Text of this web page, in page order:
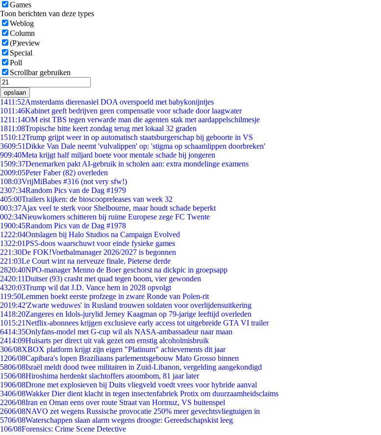
Games
Toon berichten van deze types
Weblog
Column
(P)review
Special
Poll
Scrollbar gebruiken
opslaan
1411:52Amsterdams dierenasiel DOA overspoeld met babykonijntjes
1011:46Kabinet geeft bedrijven geen compensatie voor schade door laagwater
1211:14OM eist TBS tegen verwarde man die agenten stak met aardappelschilmesje
1811:08Tropische hitte keert zondag terug met lokaal 32 graden
1510:12Trump grijpt weer in op automatisch staatsburgerschap bij geboorte in VS
3609:51Dikke Van Dale neemt 'vulvalippen' op: 'stigma op schaamlippen doorbreken'
909:40Meta krijgt half miljard boete voor mentale schade bij jongeren
1509:37Denemarken pakt AI-gebruik in scholen aan: extra mondelinge examens
2009:05Peter Faber (82) overleden
108:03VrijMiBabes #316 (not very sfw!)
2307:34Random Pics van de Dag #1979
405:00Trailers kijken: de bioscoopreleases van week 32
003:37Ajax veel te sterk voor Shelbourne, maar houdt schade beperkt
002:34Nieuwkomers schitteren bij ruime Europese zege FC Twente
1900:45Random Pics van de Dag #1978
1222:04Ontslagen bij Halo Studios na Campaign Evolved
1322:01PS5-doos waarschuwt voor einde fysieke games
221:30De FOK!Voetbalmanager 2026/2027 is begonnen
221:03Le Court wint na nerveuze finale, Pieterse derde
2820:40NPO-manager Menno de Boer geschorst na dickpic in groepsapp
2420:11Duitser (93) crasht met quad tegen boom, vier gewonden
4320:03Trump wil dat J.D. Vance hem in 2028 opvolgt
119:50Lemmen boekt eerste profzege in zware Ronde van Polen-rit
2019:42'Zwarte weduwes' in Rusland trouwen soldaten voor overlijdensuitkering
1418:20Zangeres en Idols-jurylid Jerney Kaagman op 79-jarige leeftijd overleden
1015:21Netflix-abonnees krijgen exclusieve early access tot uitgebreide GTA VI trailer
6414:35Onlyfans-model met G-cup wil als NASA-ambassadeur naar maan
2414:09Huisarts per direct uit vak gezet om ernstig alcoholmisbruik
306/08XBOX platform krijgt zijn eigen "Platinum" achievements dit jaar
1206/08Capibara's lopen Braziliaans parlementsgebouw Mato Grosso binnen
5806/08Israël meldt dood twee militairen in Zuid-Libanon, vergelding aangekondigd
1506/08Hiroshima herdenkt slachtoffers atoombom, 81 jaar later
1906/08Drone met explosieven bij Duits vliegveld voedt vrees voor hybride aanval
3406/08Wakker Dier dient klacht in tegen insectenfabriek Protix om duurzaamheidsclaims
2206/08Iran en Oman eens over route Straat van Hormuz, VS buitenspel
2606/08NAVO zet wegens Russische provocatie 250% meer gevechtsvliegtuigen in
5706/08Waterschappen slaan alarm wegens droogte: Gereedschapskist leeg
106/08Forensics: Crime Scene Detective